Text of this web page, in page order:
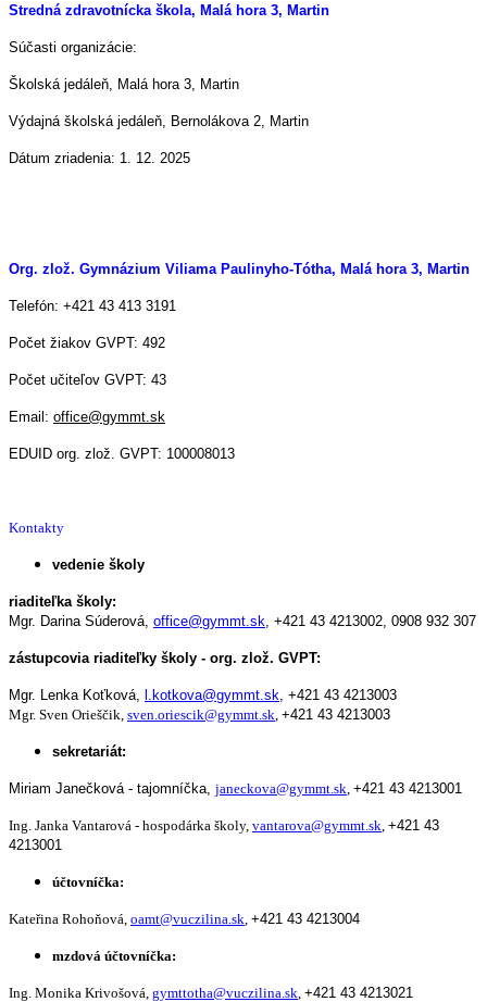
Stredná zdravotnícka škola, Malá hora 3, Martin
Súčasti organizácie:
Školská jedáleň, Malá hora 3, Martin
Výdajná školská jedáleň, Bernolákova 2, Martin
Dátum zriadenia: 1. 12. 2025
Org. zlož. Gymnázium Viliama Paulinyho-Tótha, Malá hora 3, Martin
Telefón: +421 43 413 3191
Počet žiakov GVPT: 492
Počet učiteľov GVPT: 43
Email: office@gymmt.sk
EDUID org. zlož. GVPT: 100008013
Kontakty
vedenie školy
riaditeľka školy:
Mgr. Darina Súderová, office@gymmt.sk +421 43 4213002, 0908 932 307
zástupcovia riaditeľky školy - org. zlož. GVPT:
Mgr. Lenka Koťková, l.kotkova@gymmt.sk +421 43 4213003
Mgr. Sven Orieščik, sven.oriescik@gymmt.sk +421 43 4213003
sekretariát:
Miriam Janečková - tajomníčka, janeckova@gymmt.sk +421 43 4213001
Ing. Janka Vantarová - hospodárka školy, vantarova@gymmt.sk +421 43
4213001
účtovníčka:
Kateřina Rohoňová, oamt@vuczilina.sk +421 43 4213004
mzdová účtovníčka:
Ing. Monika Krivošová, gymttotha@vuczilina.sk +421 43 4213021